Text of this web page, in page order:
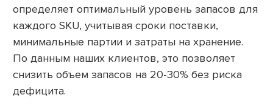
определяет оптимальный уровень запасов для
каждого SKU, учитывая сроки поставки,
минимальные партии и затраты на хранение.
По данным наших клиентов, это позволяет
снизить объем запасов на 20-30% без риска
дефицита.